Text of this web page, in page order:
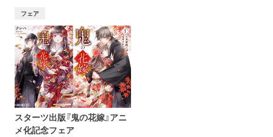
フェア
スターツ出版『鬼の花嫁』アニ
メ化記念フェア